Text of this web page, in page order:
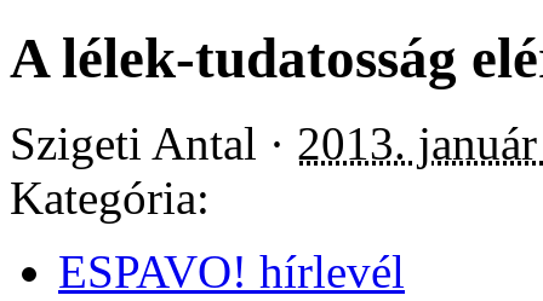
A lélek-tudatosság
Szigeti Antal · 2013.
Kategória:
ESPAVO! hírlevél